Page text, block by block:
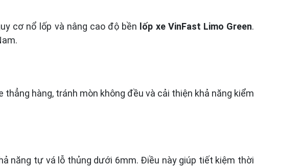
cơ nổ lốp và nâng cao độ bền lốp xe VinFast Limo Green.
thẳng hàng, tránh mòn không đều và cải thiện khả năng kiểm
năng tự vá lỗ thủng dưới 6mm. Điều này giúp tiết kiệm thời